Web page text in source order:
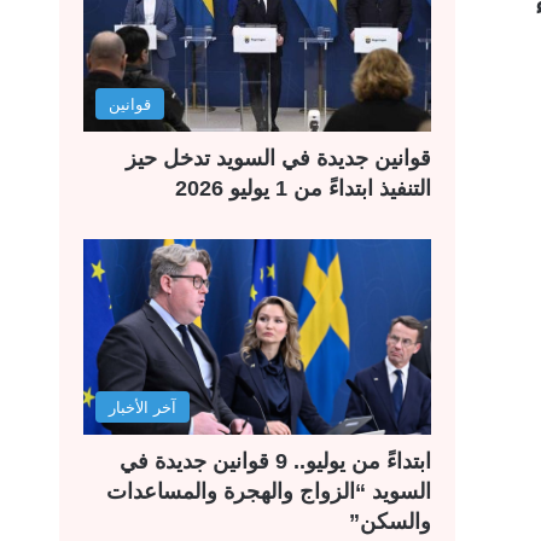
قوانين
قوانين جديدة في السويد تدخل حيز
التنفيذ ابتداءً من 1 يوليو 2026
آخر الأخبار
ابتداءً من يوليو.. 9 قوانين جديدة في
السويد “الزواج والهجرة والمساعدات
والسكن”